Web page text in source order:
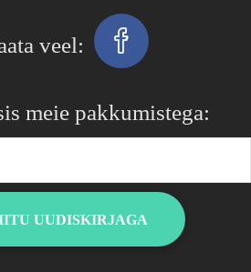
meie pakkumistega:
UUDISKIRJAGA